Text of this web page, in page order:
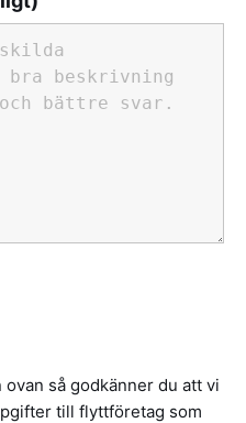
så godkänner du att vi
till flyttföretag som